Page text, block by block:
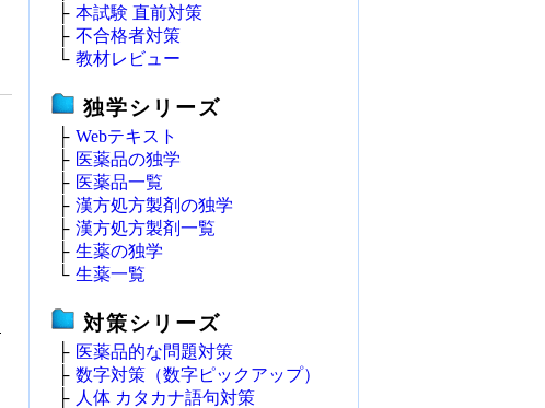
├ 本試験 直前対策
├ 不合格者対策
└ 教材レビュー
独学シリーズ
├ Webテキスト
├ 医薬品の独学
├ 医薬品一覧
├ 漢方処方製剤の独学
├ 漢方処方製剤一覧
├ 生薬の独学
└ 生薬一覧
対策シリーズ
├ 医薬品的な問題対策
├ 数字対策（数字ピックアップ）
├ 人体 カタカナ語句対策